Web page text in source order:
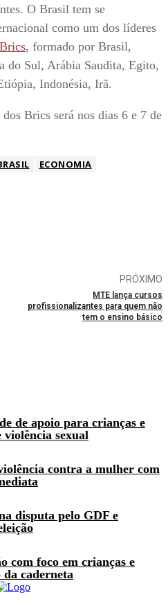
O Brasil tem se
como um dos líderes
Brics, formado por Brasil,
do Sul, Arábia Saudita, Egito,
Indonésia, Irã.
Brics será nos dias 6 e 7 de
ECONOMIA
PRÓXIMO
MTE lança cursos
profissionalizantes para quem não
tem o ensino básico
de apoio para crianças e
violência sexual
contra a mulher com
disputa pelo GDF e
com foco em crianças e
caderneta